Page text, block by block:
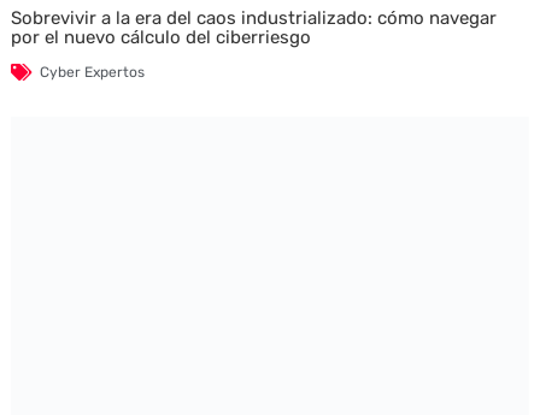
Sobrevivir a la era del caos industrializado: cómo navegar
por el nuevo cálculo del ciberriesgo
Cyber Expertos